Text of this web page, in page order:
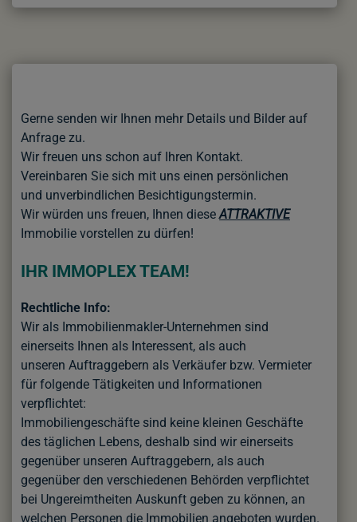
Gerne senden wir Ihnen mehr Details und Bilder auf
Anfrage zu.
Wir freuen uns schon auf Ihren Kontakt.
Vereinbaren Sie sich mit uns einen persönlichen
und unverbindlichen Besichtigungstermin.
Wir würden uns freuen, Ihnen dieseATTRAKTIVE
Immobilie vorstellen zu dürfen!
IHR IMMOPLEX TEAM!
Rechtliche Info:
Wir als Immobilienmakler-Unternehmen sind
einerseits Ihnen als Interessent, als auch
unseren Auftraggebern als Verkäufer bzw. Vermieter
für folgende Tätigkeiten und Informationen
verpflichtet:
Immobiliengeschäfte sind keine kleinen Geschäfte
des täglichen Lebens, deshalb sind wir einerseits
gegenüber unseren Auftraggebern, als auch
gegenüber den verschiedenen Behörden verpflichtet
bei Ungereimtheiten Auskunft geben zu können, an
welchen Personen die Immobilien angeboten wurden.